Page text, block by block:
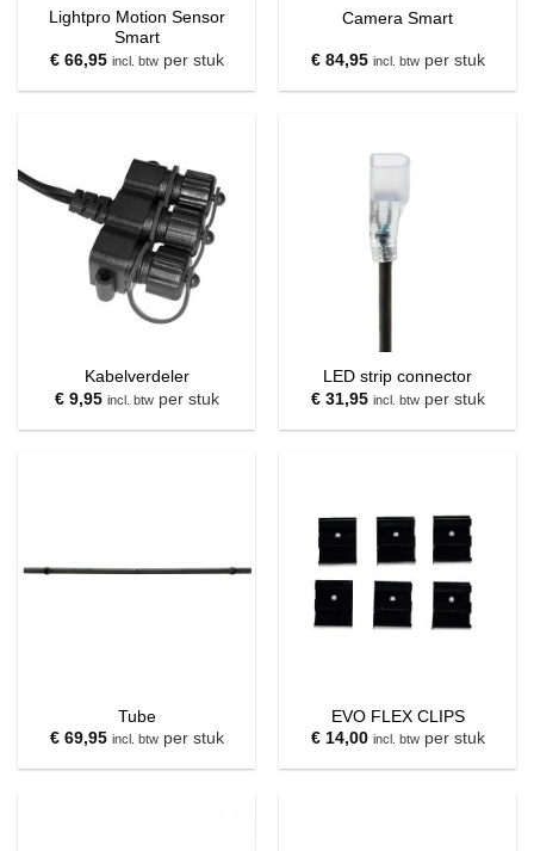
Lightpro Motion Sensor
Smart
€66,95 incl. btwper stuk
Camera Smart
€84,95 incl. btwper stuk
Kabelverdeler
€9,95 incl. btwper stuk
LED strip connector
€31,95 incl. btwper stuk
Tube
€69,95 incl. btwper stuk
EVO FLEX CLIPS
€14,00 incl. btwper stuk